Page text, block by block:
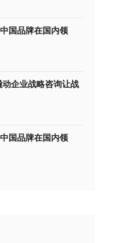
国品牌在国内领
企业战略咨询让战
国品牌在国内领